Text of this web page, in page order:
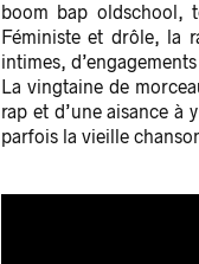
boom bap oldschool,
Féministe et drôle, la
intimes,
La vingtaine de
rap et d’une aisance à
parfois la vieille